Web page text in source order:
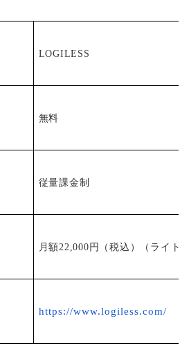
LOGILESS
無料
従量課金制
月額22,000円（税込）（ライト
https://www.logiless.com/